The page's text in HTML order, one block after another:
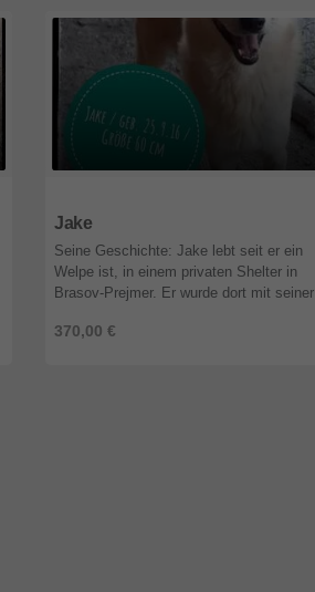
Jake
370,00 €
Seine Geschichte: Jake lebt seit er ein
Welpe ist, in einem privaten Shelter in
Brasov-Prejmer. Er wurde dort mit seiner
aufgenommen. Die Mama ha ...